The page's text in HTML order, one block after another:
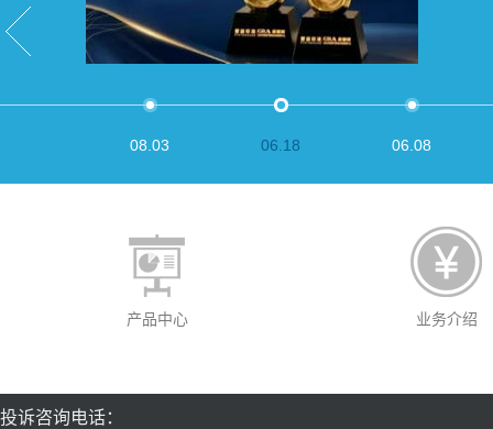
08.03 06.18 06.08
产品中心 业务介绍
投诉咨询电话：